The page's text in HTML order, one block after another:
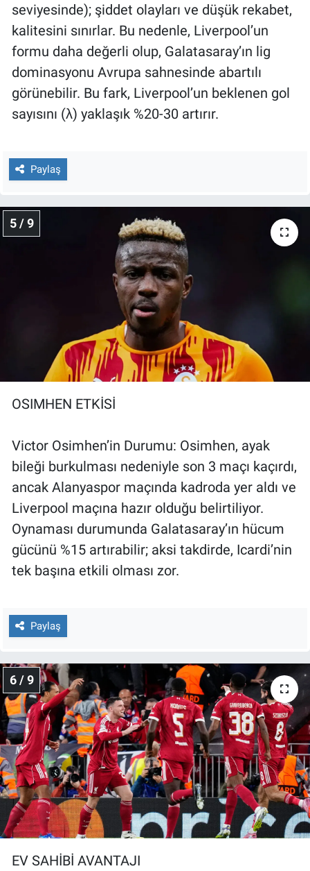
seviyesinde); şiddet olayları ve düşük rekabet,
kalitesini sınırlar. Bu nedenle, Liverpool’un
formu daha değerli olup, Galatasaray’ın lig
dominasyonu Avrupa sahnesinde abartılı
görünebilir. Bu fark, Liverpool’un beklenen gol
sayısını (λ) yaklaşık %20-30 artırır.
Paylaş
5 / 9
OSIMHEN ETKİSİ
Victor Osimhen’in Durumu: Osimhen, ayak
bileği burkulması nedeniyle son 3 maçı kaçırdı,
ancak Alanyaspor maçında kadroda yer aldı ve
Liverpool maçına hazır olduğu belirtiliyor.
Oynaması durumunda Galatasaray’ın hücum
gücünü %15 artırabilir; aksi takdirde, Icardi’nin
tek başına etkili olması zor.
Paylaş
6 / 9
EV SAHİBİ AVANTAJI